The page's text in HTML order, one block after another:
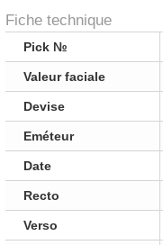
Fiche technique
Pick №
Valeur faciale
Devise
Eméteur
Date
Recto
Verso